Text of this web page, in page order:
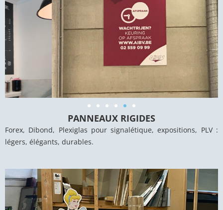
PANNEAUX RIGIDES
Forex, Dibond, Plexiglas pour signalétique, expositions, PLV :
légers, élégants, durables.